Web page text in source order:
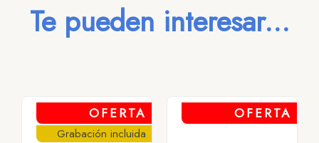
Te pueden interesar...
OFERTA
Grabación incluida
OFERTA